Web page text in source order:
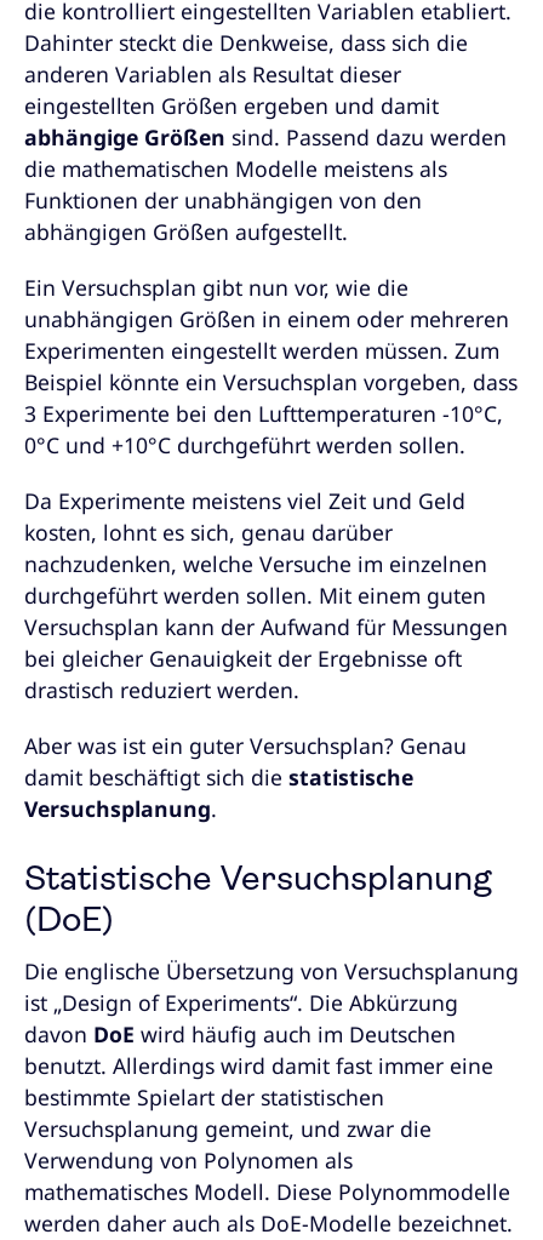
die kontrolliert eingestellten Variablen etabliert.
Dahinter steckt die Denkweise, dass sich die
anderen Variablen als Resultat dieser
eingestellten Größen ergeben und damit
abhängige Größen sind. Passend dazu werden
die mathematischen Modelle meistens als
Funktionen der unabhängigen von den
abhängigen Größen aufgestellt.
Ein Versuchsplan gibt nun vor, wie die
unabhängigen Größen in einem oder mehreren
Experimenten eingestellt werden müssen. Zum
Beispiel könnte ein Versuchsplan vorgeben, dass
3 Experimente bei den Lufttemperaturen -10°C,
0°C und +10°C durchgeführt werden sollen.
Da Experimente meistens viel Zeit und Geld
kosten, lohnt es sich, genau darüber
nachzudenken, welche Versuche im einzelnen
durchgeführt werden sollen. Mit einem guten
Versuchsplan kann der Aufwand für Messungen
bei gleicher Genauigkeit der Ergebnisse oft
drastisch reduziert werden.
Aber was ist ein guter Versuchsplan? Genau
damit beschäftigt sich die statistische
Versuchsplanung.
Statistische Versuchsplanung
(DoE)
Die englische Übersetzung von Versuchsplanung
ist „Design of Experiments“. Die Abkürzung
davon DoE wird häufig auch im Deutschen
benutzt. Allerdings wird damit fast immer eine
bestimmte Spielart der statistischen
Versuchsplanung gemeint, und zwar die
Verwendung von Polynomen als
mathematisches Modell. Diese Polynommodelle
werden daher auch als DoE-Modelle bezeichnet.